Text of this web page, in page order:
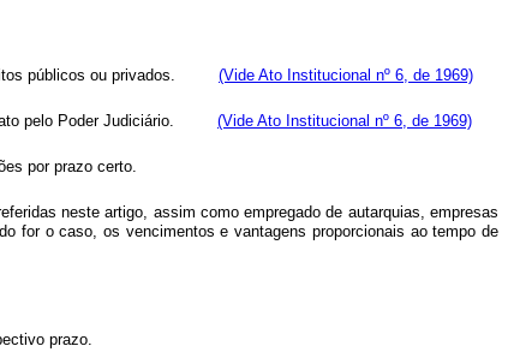
públicos ou privados. (Vide Ato Institucional nº 6, de 1969)
ato pelo Poder Judiciário. (Vide Ato Institucional nº 6, de 1969)
por prazo certo.
neste artigo, assim como empregado de autarquias, empresas
for o caso, os vencimentos e vantagens proporcionais ao tempo de
prazo.